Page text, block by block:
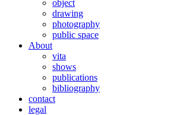
object
drawing
photography
public space
About
vita
shows
publications
bibliography
contact
legal